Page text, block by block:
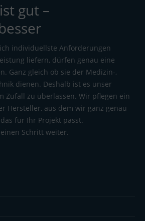
gut –
individuellste Anforderungen
liefern, dürfen genau eine
Ganz gleich ob sie der Medizin-,
dienen. Deshalb ist es unser
Zufall zu überlassen. Wir pflegen ein
Hersteller, aus dem wir ganz genau
für Ihr Projekt passt.
Schritt weiter.